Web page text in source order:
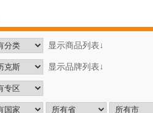
显示商品列表↓
显示品牌列表↓